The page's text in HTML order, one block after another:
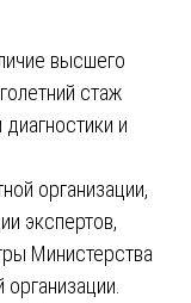
высшего
стаж
и
организации,
экспертов,
Министерства